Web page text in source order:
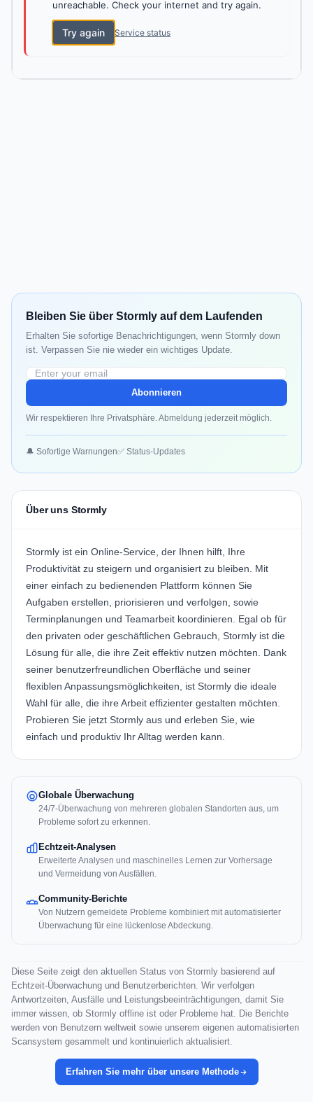
unreachable. Check your internet and try again.
Try again Service status
Bleiben Sie über Stormly auf dem Laufenden
Erhalten Sie sofortige Benachrichtigungen, wenn Stormly down
ist. Verpassen Sie nie wieder ein wichtiges Update.
Abonnieren
Wir respektieren Ihre Privatsphäre. Abmeldung jederzeit möglich.
🔔 Sofortige Warnungen✅ Status-Updates
Über uns Stormly
Stormly ist ein Online-Service, der Ihnen hilft, Ihre
Produktivität zu steigern und organisiert zu bleiben. Mit
einer einfach zu bedienenden Plattform können Sie
Aufgaben erstellen, priorisieren und verfolgen, sowie
Terminplanungen und Teamarbeit koordinieren. Egal ob für
den privaten oder geschäftlichen Gebrauch, Stormly ist die
Lösung für alle, die ihre Zeit effektiv nutzen möchten. Dank
seiner benutzerfreundlichen Oberfläche und seiner
flexiblen Anpassungsmöglichkeiten, ist Stormly die ideale
Wahl für alle, die ihre Arbeit effizienter gestalten möchten.
Probieren Sie jetzt Stormly aus und erleben Sie, wie
einfach und produktiv Ihr Alltag werden kann.
Globale Überwachung
24/7-Überwachung von mehreren globalen Standorten aus, um
Probleme sofort zu erkennen.
Echtzeit-Analysen
Erweiterte Analysen und maschinelles Lernen zur Vorhersage
und Vermeidung von Ausfällen.
Community-Berichte
Von Nutzern gemeldete Probleme kombiniert mit automatisierter
Überwachung für eine lückenlose Abdeckung.
Diese Seite zeigt den aktuellen Status von Stormly basierend auf
Echtzeit-Überwachung und Benutzerberichten. Wir verfolgen
Antwortzeiten, Ausfälle und Leistungsbeeinträchtigungen, damit Sie
immer wissen, ob Stormly offline ist oder Probleme hat. Die Berichte
werden von Benutzern weltweit sowie unserem eigenen automatisierten
Scansystem gesammelt und kontinuierlich aktualisiert.
Erfahren Sie mehr über unsere Methode